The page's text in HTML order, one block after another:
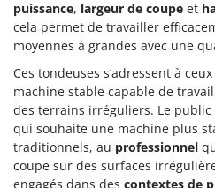
Scies à Ruban
Scies alternatives à
Scies de jardin
Sécateurs électriques à
Sécateurs et Échenilloirs
Sécateurs pneumatiques
Semoirs et Épandeurs
Intec
Intex
Italyco
ITM
J JOLLY ITALIA
puissance, largeur de coupe et
cela permet de travailler
moyennes à grandes avec une
Ces tondeuses s’adressent à
machine stable capable de
des terrains irréguliers. Le public
qui souhaite une machine plus
traditionnels, au professionnel
coupe sur des surfaces
engagés dans des contextes de